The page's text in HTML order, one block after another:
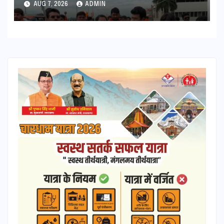
की कामना
AUG 7, 2026 ADMIN